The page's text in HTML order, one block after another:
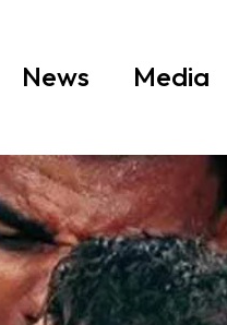
News Media